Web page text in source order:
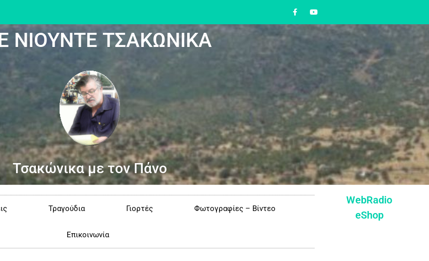
ΝΙΟΥΝΤΕ ΤΣΑΚΩΝΙΚΑ
Τσακώνικα με τον Πάνο
Τραγούδια Γιορτές Φωτογραφίες – Βίντεο
Επικοινωνία
WebRadio
eShop